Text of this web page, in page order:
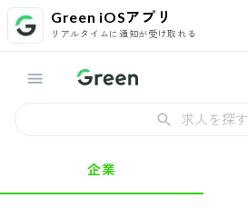
Green iOSアプリ
リアルタイムに通知が受け取れる
求人を探す
企業